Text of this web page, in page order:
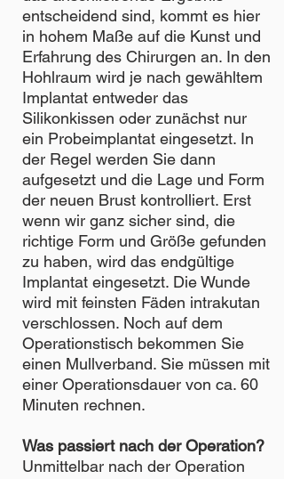
entscheidend sind, kommt es hier
in hohem Maße auf die Kunst und
Erfahrung des Chirurgen an. In den
Hohlraum wird je nach gewähltem
Implantat entweder das
Silikonkissen oder zunächst nur
ein Probeimplantat eingesetzt. In
der Regel werden Sie dann
aufgesetzt und die Lage und Form
der neuen Brust kontrolliert. Erst
wenn wir ganz sicher sind, die
richtige Form und Größe gefunden
zu haben, wird das endgültige
Implantat eingesetzt. Die Wunde
wird mit feinsten Fäden intrakutan
verschlossen. Noch auf dem
Operationstisch bekommen Sie
einen Mullverband. Sie müssen mit
einer Operationsdauer von ca. 60
Minuten rechnen.
Was passiert nach der Operation?
Unmittelbar nach der Operation